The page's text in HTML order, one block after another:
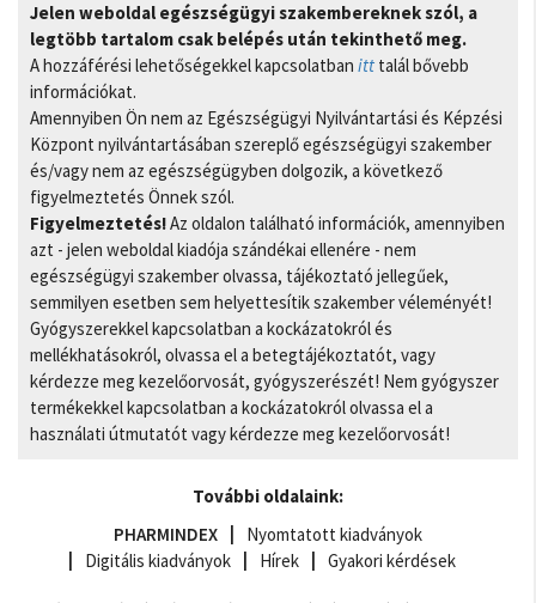
Jelen weboldal egészségügyi szakembereknek szól, a
legtöbb tartalom csak belépés után tekinthető meg.
A hozzáférési lehetőségekkel kapcsolatban itt talál bővebb
információkat.
Amennyiben Ön nem az Egészségügyi Nyilvántartási és Képzési
Központ nyilvántartásában szereplő egészségügyi szakember
és/vagy nem az egészségügyben dolgozik, a következő
figyelmeztetés Önnek szól.
Figyelmeztetés!Az oldalon található információk, amennyiben
azt - jelen weboldal kiadója szándékai ellenére - nem
egészségügyi szakember olvassa, tájékoztató jellegűek,
semmilyen esetben sem helyettesítik szakember véleményét!
Gyógyszerekkel kapcsolatban a kockázatokról és
mellékhatásokról, olvassa el a betegtájékoztatót, vagy
kérdezze meg kezelőorvosát, gyógyszerészét! Nem gyógyszer
termékekkel kapcsolatban a kockázatokról olvassa el a
használati útmutatót vagy kérdezze meg kezelőorvosát!
További oldalaink:
PHARMINDEX
Nyomtatott kiadványok
Digitális kiadványok
Hírek Gyakori kérdések